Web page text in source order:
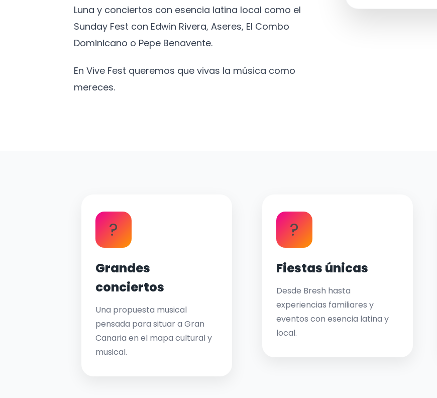
Luna y conciertos con esencia latina local como el
Sunday Fest con Edwin Rivera, Aseres, El Combo
Dominicano o Pepe Benavente.
En Vive Fest queremos que vivas la música como
mereces.
?
Grandes
conciertos
Una propuesta musical
pensada para situar a Gran
Canaria en el mapa cultural y
musical.
?
Fiestas únicas
Desde Bresh hasta
experiencias familiares y
eventos con esencia latina y
local.